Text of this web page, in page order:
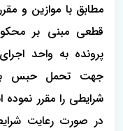
مطابق با موازین و
قطعی مبنی بر
پرونده به واحد
جهت تحمل حبس به
شرایطی را مقرر
در صورت رعایت